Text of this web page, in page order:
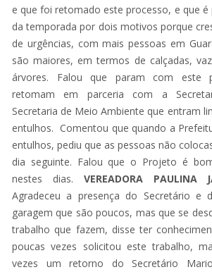
e que foi retomado este processo, e que é
da temporada por dois motivos porque
de urgências, com mais pessoas em
são maiores, em termos de calçadas,
árvores. Falou que param com este
retomam em parceria com a
Secretaria de Meio Ambiente que entram
entulhos. Comentou que quando a
entulhos, pediu que as pessoas não
dia seguinte. Falou que o Projeto é
nestes dias. VEREADORA PAULINA
Agradeceu a presença do Secretário e
garagem que são poucos, mas que se
trabalho que fazem, disse ter
poucas vezes solicitou este trabalho,
vezes um retorno do Secretário